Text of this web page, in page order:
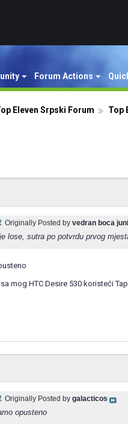
Forum Actions
Eleven Srpski Forum Top
Originally Posted by vedran boca
lose, sutra po potvrdu prvog
mog HTC Desire 530 koristeći
Originally Posted by galacticos
opusteno